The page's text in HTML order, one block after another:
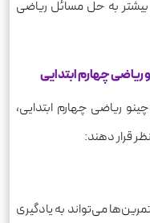
به حل مسائل ریاضی
ریاضی چهارم ابتدایی
ریاضی چهارم ابتدایی،
قرار دهند:
می‌تواند به یادگیری